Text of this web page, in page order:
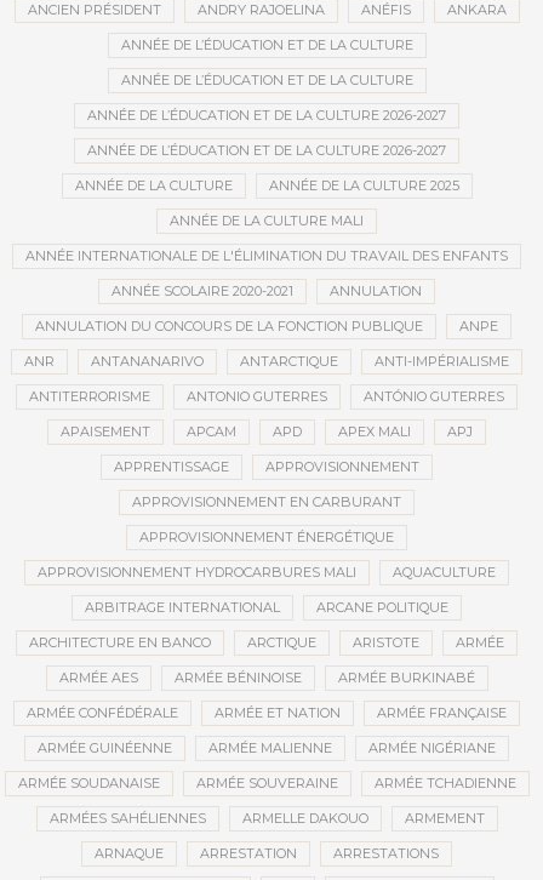
ANCIEN PRÉSIDENT ANDRY RAJOELINA ANÉFIS ANKARA
ANNÉE DE L’ÉDUCATION ET DE LA CULTURE
ANNÉE DE L’ÉDUCATION ET DE LA CULTURE
ANNÉE DE L’ÉDUCATION ET DE LA CULTURE 2026-2027
ANNÉE DE L’ÉDUCATION ET DE LA CULTURE 2026-2027
ANNÉE DE LA CULTURE ANNÉE DE LA CULTURE 2025
ANNÉE DE LA CULTURE MALI
ANNÉE INTERNATIONALE DE L'ÉLIMINATION DU TRAVAIL DES ENFANTS
ANNÉE SCOLAIRE 2020-2021 ANNULATION
ANNULATION DU CONCOURS DE LA FONCTION PUBLIQUE ANPE
ANR ANTANANARIVO ANTARCTIQUE ANTI-IMPÉRIALISME
ANTITERRORISME ANTONIO GUTERRES ANTÓNIO GUTERRES
APAISEMENT APCAM APD APEX MALI APJ
APPRENTISSAGE APPROVISIONNEMENT
APPROVISIONNEMENT EN CARBURANT
APPROVISIONNEMENT ÉNERGÉTIQUE
APPROVISIONNEMENT HYDROCARBURES MALI AQUACULTURE
ARBITRAGE INTERNATIONAL ARCANE POLITIQUE
ARCHITECTURE EN BANCO ARCTIQUE ARISTOTE ARMÉE
ARMÉE AES ARMÉE BÉNINOISE ARMÉE BURKINABÉ
ARMÉE CONFÉDÉRALE ARMÉE ET NATION ARMÉE FRANÇAISE
ARMÉE GUINÉENNE ARMÉE MALIENNE ARMÉE NIGÉRIANE
ARMÉE SOUDANAISE ARMÉE SOUVERAINE ARMÉE TCHADIENNE
ARMÉES SAHÉLIENNES ARMELLE DAKOUO ARMEMENT
ARNAQUE ARRESTATION ARRESTATIONS